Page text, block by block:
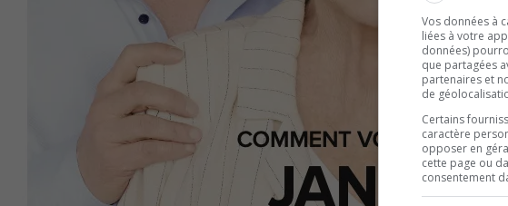
Vos données à
liées à votre
données)
que partagées
partenaires et
de
Certains
caractère
opposer en
cette page ou
consentement